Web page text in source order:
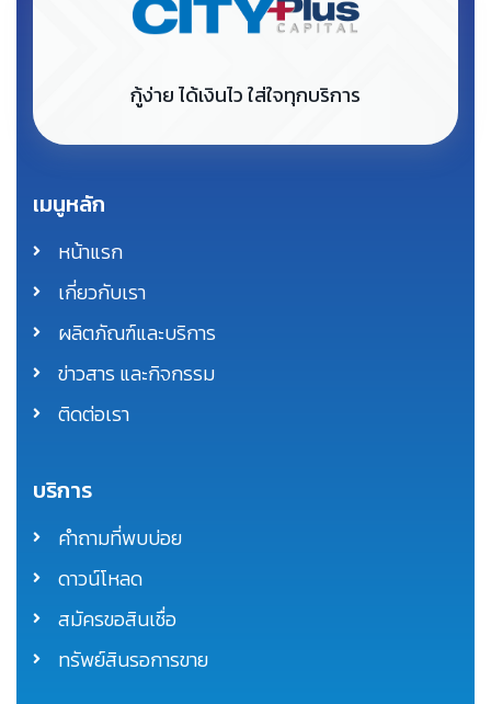
กู้ง่าย ได้เงินไว ใส่ใจทุกบริการ
เมนูหลัก
หน้าแรก
เกี่ยวกับเรา
ผลิตภัณฑ์และบริการ
ข่าวสาร และกิจกรรม
ติดต่อเรา
บริการ
คำถามที่พบบ่อย
ดาวน์โหลด
สมัครขอสินเชื่อ
ทรัพย์สินรอการขาย